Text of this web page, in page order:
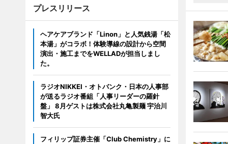
プレスリリース
ヘアケアブランド「Linon」と人気銭湯「松
本湯」がコラボ！体験導線の設計から空間
演出・施工までをWELLADが担当しまし
た。
ラジオNIKKEI・オトバンク・日本の人事部
が送るラジオ番組「人事リーダーの羅針
盤」 8月ゲストは株式会社丸亀製麺 宇治川
智大氏
フィリップ証券主催「Club Chemistry」に